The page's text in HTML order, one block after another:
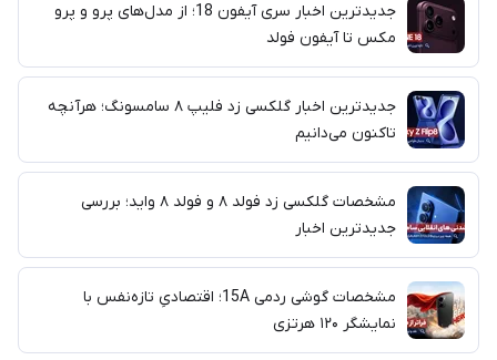
جدیدترین اخبار سری آیفون 18؛ از مدل‌های پرو و پرو
مکس تا آیفون فولد
جدیدترین اخبار گلکسی زد فلیپ ۸ سامسونگ؛ هرآنچه
تاکنون می‌دانیم
مشخصات گلکسی زد فولد ۸ و فولد ۸ واید؛ بررسی
جدیدترین اخبار
مشخصات گوشی ردمی 15A؛ اقتصادیِ تازه‌نفس با
نمایشگر ۱۲۰ هرتزی